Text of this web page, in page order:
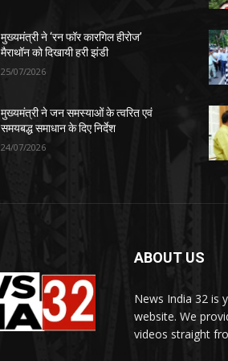
मुख्यमंत्री ने ‘रन फॉर कारगिल हीरोज’
मैराथॉन को दिखायी हरी झंडी
25/07/2026
मुख्यमंत्री ने जन समस्याओं के त्वरित एवं
समयबद्ध समाधान के दिए निर्देश
24/07/2026
ABOUT US
News India 32 is
website. We
videos straight